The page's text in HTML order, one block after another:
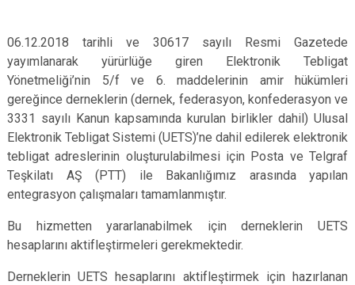
06.12.2018 tarihli ve 30617 sayılı Resmi Gazetede
yayımlanarak yürürlüğe giren Elektronik Tebligat
Yönetmeliği’nin 5/f ve 6. maddelerinin amir hükümleri
gereğince derneklerin (dernek, federasyon, konfederasyon ve
3331 sayılı Kanun kapsamında kurulan birlikler dahil) Ulusal
Elektronik Tebligat Sistemi (UETS)’ne dahil edilerek elektronik
tebligat adreslerinin oluşturulabilmesi için Posta ve Telgraf
Teşkilatı AŞ (PTT) ile Bakanlığımız arasında yapılan
entegrasyon çalışmaları tamamlanmıştır.
Bu hizmetten yararlanabilmek için derneklerin UETS
hesaplarını aktifleştirmeleri gerekmektedir.
Derneklerin UETS hesaplarını aktifleştirmek için hazırlanan